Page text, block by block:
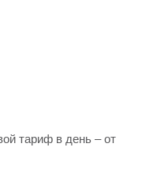
тариф в день – от